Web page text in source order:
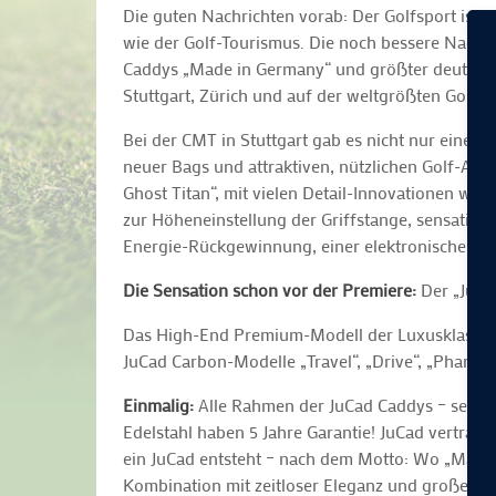
Die guten Nachrichten vorab: Der Golfsport ist
wie der Golf-Tourismus. Die noch bessere
Caddys „Made in Germany“ und größter
Stuttgart, Zürich und auf der weltgrößten Golf-
Bei der CMT in Stuttgart gab es nicht nur einen
neuer Bags und attraktiven, nützlichen Golf-
Ghost Titan“, mit vielen Detail-Innovationen
zur Höheneinstellung der Griffstange,
Energie-Rückgewinnung, einer elektronischen
Die Sensation schon vor der Premiere: Der
Das High-End Premium-Modell der
JuCad Carbon-Modelle „Travel“, „Drive“,
Einmalig:Alle Rahmen der JuCad Caddys –
Edelstahl haben 5 Jahre Garantie! JuCad
ein JuCad entsteht – nach dem Motto: Wo
Kombination mit zeitloser Eleganz und großer